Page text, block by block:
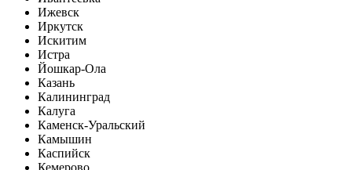
Ижевск
Иркутск
Искитим
Истра
Йошкар-Ола
Казань
Калининград
Калуга
Каменск-Уральский
Камышин
Каспийск
Кемерово